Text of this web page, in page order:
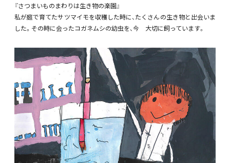
『さつまいものまわりは生き物の楽園』
私が庭で育てたサツマイモを収穫した時に、たくさんの生き物と出会いま
した。その時に会ったコガネムシの幼虫を、今 大切に飼っています。